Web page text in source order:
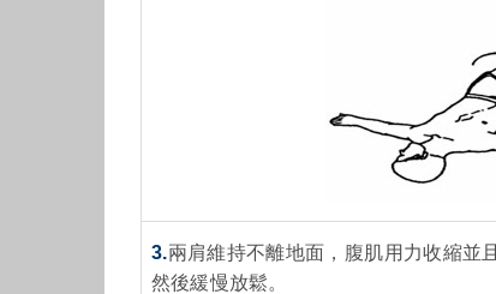
3.兩肩維持不離地面，腹肌用力收縮並
然後緩慢放鬆。